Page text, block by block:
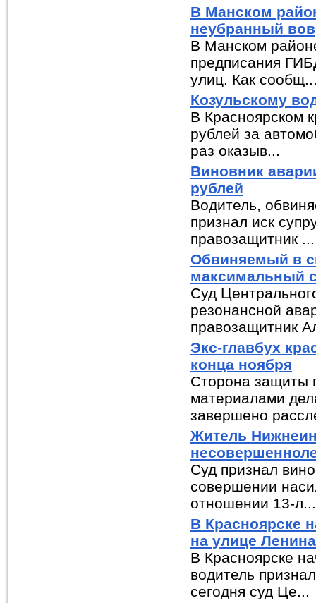
В Манском
неубранный
В Манском
предписания
улиц. Как
Козульскому
В Красноярском
рублей за
раз оказыв...
Виновник
рублей
Водитель,
признал иск
правозащитник ...
Обвиняемый в
максимальный
Суд
резонансной
правозащитник
Экс-главбух
конца ноября
Сторона защиты
материалами
завершено
Житель
Суд признал
совершении
отношении 13-л...
В Красноярске
на улице Ленина
В Красноярске
водитель
сегодня суд Це...